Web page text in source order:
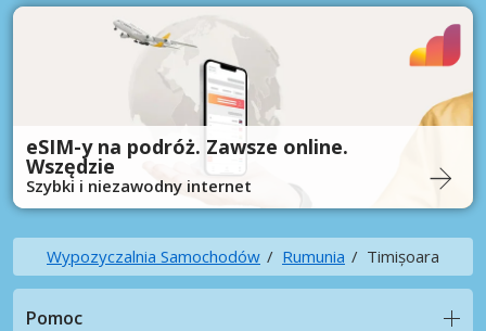
eSIM-y na podróż. Zawsze online.
Wszędzie
Szybki i niezawodny internet
Wypozyczalnia Samochodów Rumunia Timișoara
Pomoc